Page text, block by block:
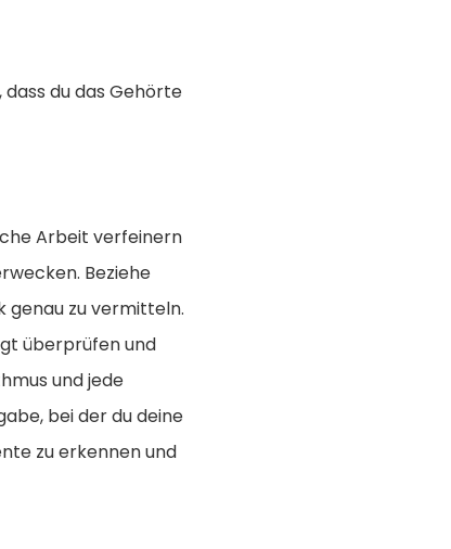
du das Gehörte
Arbeit verfeinern
Beziehe
genau zu vermitteln.
überprüfen und
und jede
bei der du deine
zu erkennen und